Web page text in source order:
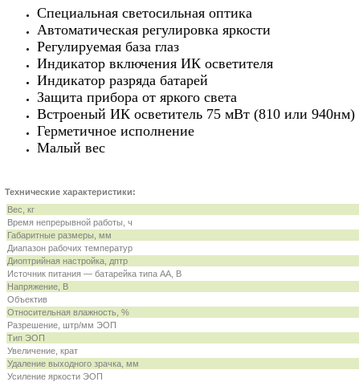
Специальная светосильная оптика
Автоматическая регулировка яркости
Регулируемая база глаз
Индикатор включения ИК осветителя
Индикатор разряда батарей
Защита прибора от яркого света
Встроеный ИК осветитель 75 мВт (810 или 940нм)
Герметичное исполнение
Малый вес
Технические характеристики:
Вес, кг
Время непрерывной работы, ч
Габаритные размеры, мм
Диапазон рабочих температур
Диоптрийная настройка, дптр
Источник питания — батарейка типа AA, В
Напряжение, В
Объектив
Относительная влажность, %
Разрешение, штр/мм ЭОП
Тип ЭОП
Увеличение, крат
Удаление выходного зрачка, мм
Усиление яркости ЭОП